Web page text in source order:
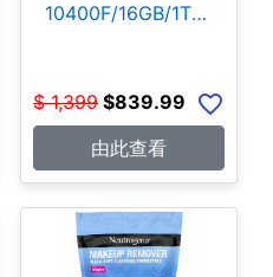
10400F/16GB/1TB
$ 1,399 $839.99
由此查看